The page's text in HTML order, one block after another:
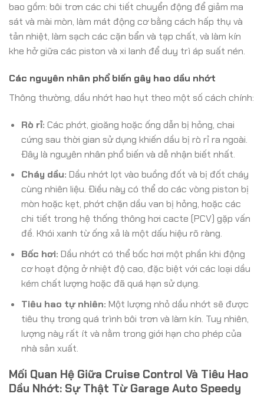
bao gồm: bôi trơn các chi tiết chuyển động để giảm ma
sát và mài mòn, làm mát động cơ bằng cách hấp thụ và
tản nhiệt, làm sạch các cặn bẩn và tạp chất, và làm kín
khe hở giữa các piston và xi lanh để duy trì áp suất nén.
Các nguyên nhân phổ biến gây hao dầu nhớt
Thông thường, dầu nhớt hao hụt theo một số cách chính:
Rò rỉ: Các phớt, gioăng hoặc ống dẫn bị hỏng, chai
cứng sau thời gian sử dụng khiến dầu bị rò rỉ ra ngoài.
Đây là nguyên nhân phổ biến và dễ nhận biết nhất.
Cháy dầu: Dầu nhớt lọt vào buồng đốt và bị đốt cháy
cùng nhiên liệu. Điều này có thể do các vòng piston bị
mòn hoặc kẹt, phớt chặn dầu van bị hỏng, hoặc các
chi tiết trong hệ thống thông hơi cacte (PCV) gặp vấn
đề. Khói xanh từ ống xả là một dấu hiệu rõ ràng.
Bốc hơi: Dầu nhớt có thể bốc hơi một phần khi động
cơ hoạt động ở nhiệt độ cao, đặc biệt với các loại dầu
kém chất lượng hoặc đã quá hạn sử dụng.
Tiêu hao tự nhiên: Một lượng nhỏ dầu nhớt sẽ được
tiêu thụ trong quá trình bôi trơn và làm kín. Tuy nhiên,
lượng này rất ít và nằm trong giới hạn cho phép của
nhà sản xuất.
Mối Quan Hệ Giữa Cruise Control Và Tiêu Hao
Dầu Nhớt: Sự Thật Từ Garage Auto Speedy